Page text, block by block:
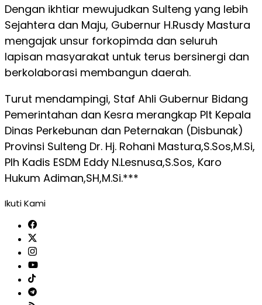
Dengan ikhtiar mewujudkan Sulteng yang lebih
Sejahtera dan Maju, Gubernur H.Rusdy Mastura
mengajak unsur forkopimda dan seluruh
lapisan masyarakat untuk terus bersinergi dan
berkolaborasi membangun daerah.
Turut mendampingi, Staf Ahli Gubernur Bidang
Pemerintahan dan Kesra merangkap Plt Kepala
Dinas Perkebunan dan Peternakan (Disbunak)
Provinsi Sulteng Dr. Hj. Rohani Mastura,S.Sos,M.Si,
Plh Kadis ESDM Eddy N.Lesnusa,S.Sos, Karo
Hukum Adiman,SH,M.Si.***
Ikuti Kami